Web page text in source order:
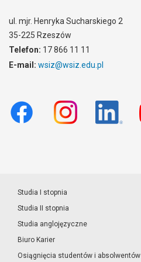
ul. mjr. Henryka Sucharskiego 2
35-225 Rzeszów
Telefon: 17 866 11 11
E-mail: wsiz@wsiz.edu.pl
Studia I stopnia
Studia II stopnia
Studia anglojęzyczne
Biuro Karier
Osiągnięcia studentów i absolwentów